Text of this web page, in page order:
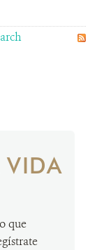
VIDA
que